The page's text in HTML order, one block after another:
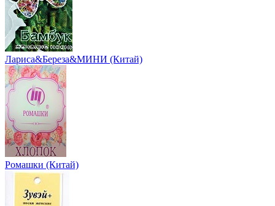
Лариса&Береза&МИНИ (Китай)
Ромашки (Китай)